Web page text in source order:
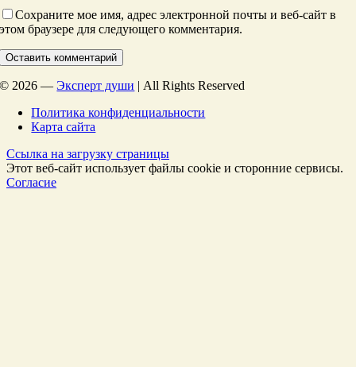
Сохраните мое имя, адрес электронной почты и веб-сайт в
этом браузере для следующего комментария.
©2026 —Эксперт души | All Rights Reserved
Политика конфиденциальности
Карта сайта
Ссылка на загрузку страницы
Этот веб-сайт использует файлы cookie и сторонние сервисы.
Согласие